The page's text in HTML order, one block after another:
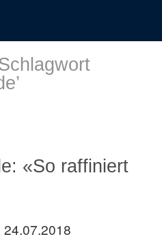
’
«So raffiniert
24.07.2018